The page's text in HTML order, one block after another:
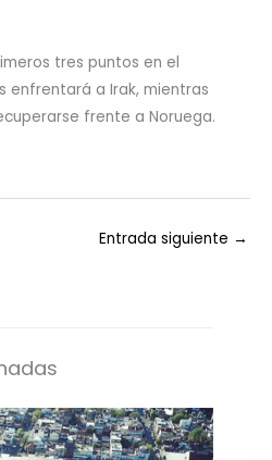
tres puntos en el
enfrentará a Irak, mientras
frente a Noruega.
Entrada siguiente →